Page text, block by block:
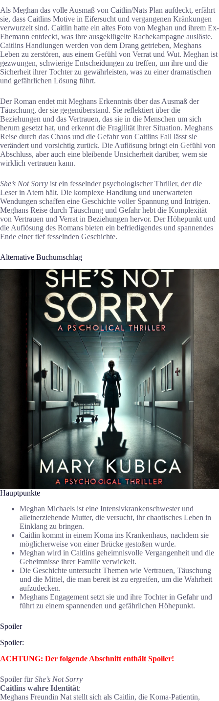
Als Meghan das volle Ausmaß von Caitlin/Nats Plan aufdeckt, erfährt
sie, dass Caitlins Motive in Eifersucht und vergangenen Kränkungen
verwurzelt sind. Caitlin hatte ein altes Foto von Meghan und ihrem Ex-
Ehemann entdeckt, was ihre ausgeklügelte Rachekampagne auslöste.
Caitlins Handlungen werden von dem Drang getrieben, Meghans
Leben zu zerstören, aus einem Gefühl von Verrat und Wut. Meghan ist
gezwungen, schwierige Entscheidungen zu treffen, um ihre und die
Sicherheit ihrer Tochter zu gewährleisten, was zu einer dramatischen
und gefährlichen Lösung führt.
Der Roman endet mit Meghans Erkenntnis über das Ausmaß der
Täuschung, der sie gegenüberstand. Sie reflektiert über die
Beziehungen und das Vertrauen, das sie in die Menschen um sich
herum gesetzt hat, und erkennt die Fragilität ihrer Situation. Meghans
Reise durch das Chaos und die Gefahr von Caitlins Fall lässt sie
verändert und vorsichtig zurück. Die Auflösung bringt ein Gefühl von
Abschluss, aber auch eine bleibende Unsicherheit darüber, wem sie
wirklich vertrauen kann.
She’s Not Sorry ist ein fesselnder psychologischer Thriller, der die
Leser in Atem hält. Die komplexe Handlung und unerwarteten
Wendungen schaffen eine Geschichte voller Spannung und Intrigen.
Meghans Reise durch Täuschung und Gefahr hebt die Komplexität
von Vertrauen und Verrat in Beziehungen hervor. Der Höhepunkt und
die Auflösung des Romans bieten ein befriedigendes und spannendes
Ende einer tief fesselnden Geschichte.
Alternative Buchumschlag
Hauptpunkte
Meghan Michaels ist eine Intensivkrankenschwester und
alleinerziehende Mutter, die versucht, ihr chaotisches Leben in
Einklang zu bringen.
Caitlin kommt in einem Koma ins Krankenhaus, nachdem sie
möglicherweise von einer Brücke gestoßen wurde.
Meghan wird in Caitlins geheimnisvolle Vergangenheit und die
Geheimnisse ihrer Familie verwickelt.
Die Geschichte untersucht Themen wie Vertrauen, Täuschung
und die Mittel, die man bereit ist zu ergreifen, um die Wahrheit
aufzudecken.
Meghans Engagement setzt sie und ihre Tochter in Gefahr und
führt zu einem spannenden und gefährlichen Höhepunkt.
Spoiler
Spoiler:
ACHTUNG: Der folgende Abschnitt enthält Spoiler!
Spoiler fürShe’s Not Sorry
Caitlins wahre Identität:
Meghans Freundin Nat stellt sich als Caitlin, die Koma-Patientin,